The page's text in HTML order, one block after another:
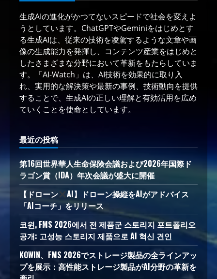
生成AIの進化がかつてないスピードで社会を変えよ
うとしています。ChatGPTやGeminiをはじめとす
る生成AIは、従来の技術を凌駕するような文章や画
像の生成能力を発揮し、コンテンツ産業をはじめと
したさまざまな分野において革新をもたらしていま
す。「AI-Watch」は、AI技術を効果的に取り入
れ、実用的な解決策や最新の事例、技術動向を提供
することで、生成AIの正しい理解と有効活用を広め
ていくことを使命としています。
最近の投稿
第16回世界華人生命保険会議および2026年国際ド
ラゴン賞（IDA）年次会議が盛大に開催
【ドローン
AI】ドローン操縦をAIがアドバイス
「AIコーチ」をリリース
코윈, FMS 2026에서 전 제품군 스토리지 포트폴리오
공개: 고성능 스토리지 제품으로 AI 혁신 견인
KOWIN、FMS 2026でストレージ製品の全ラインアッ
プを展示：高性能ストレージ製品がAI分野の革新を